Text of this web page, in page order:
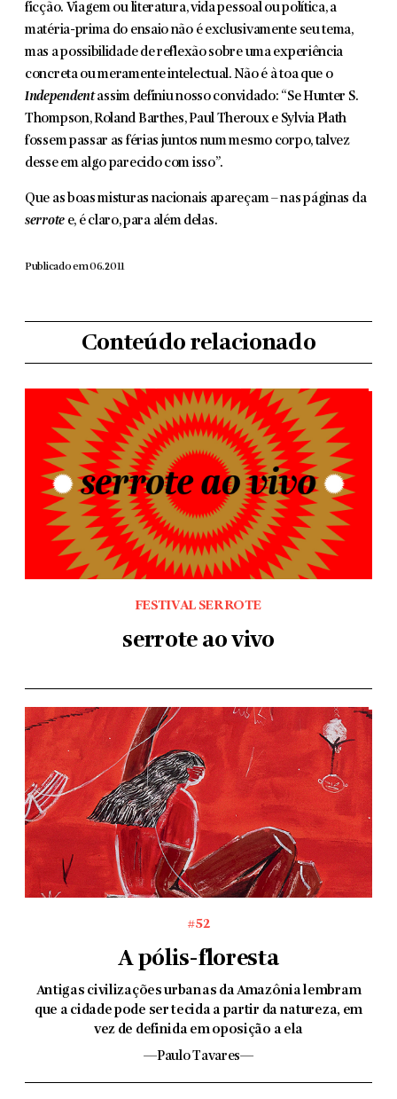
ficção. Viagem ou literatura, vida pessoal ou política, a
matéria-prima do ensaio não é exclusivamente seu tema,
mas a possibilidade de reflexão sobre uma experiência
concreta ou meramente intelectual. Não é à toa que o
Independentassim definiu nosso convidado: “Se Hunter S.
Thompson, Roland Barthes, Paul Theroux e Sylvia Plath
fossem passar as férias juntos num mesmo corpo, talvez
desse em algo parecido com isso”.
Que as boas misturas nacionais apareçam – nas páginas da
serrotee, é claro, para além delas.
Publicado em 06.2011
Conteúdo relacionado
FESTIVAL SERROTE
serrote ao vivo
#52
A pólis-floresta
Antigas civilizações urbanas da Amazônia lembram
que a cidade pode ser tecida a partir da natureza, em
vez de definida em oposição a ela
—Paulo Tavares—